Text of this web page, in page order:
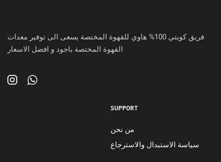
فريق كويتي 100% هاوي للقهوة المختصة يسعى الى توفير معدات
القهوة المختصة باجود و افضل الاسعار
SUPPORT
من نحن
سياسة الاستبدال والاسترجاع